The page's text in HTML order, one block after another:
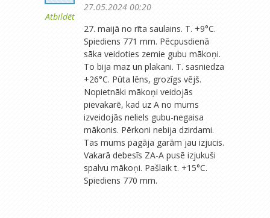
Atbildēt
27.05.2024 00:20
27. maijā no rīta saulains. T. +9°C.
Spiediens 771 mm. Pēcpusdienā
sāka veidoties zemie gubu mākoņi.
To bija maz un plakani. T. sasniedza
+26°C. Pūta lēns, grozīgs vējš.
Nopietnāki mākoņi veidojās
pievakarē, kad uz A no mums
izveidojās neliels gubu-negaisa
mākonis. Pērkoni nebija dzirdami.
Tas mums pagāja garām jau izjucis.
Vakarā debesīs ZA-A pusē izjukuši
spalvu mākoņi. Pašlaik t. +15°C.
Spiediens 770 mm.